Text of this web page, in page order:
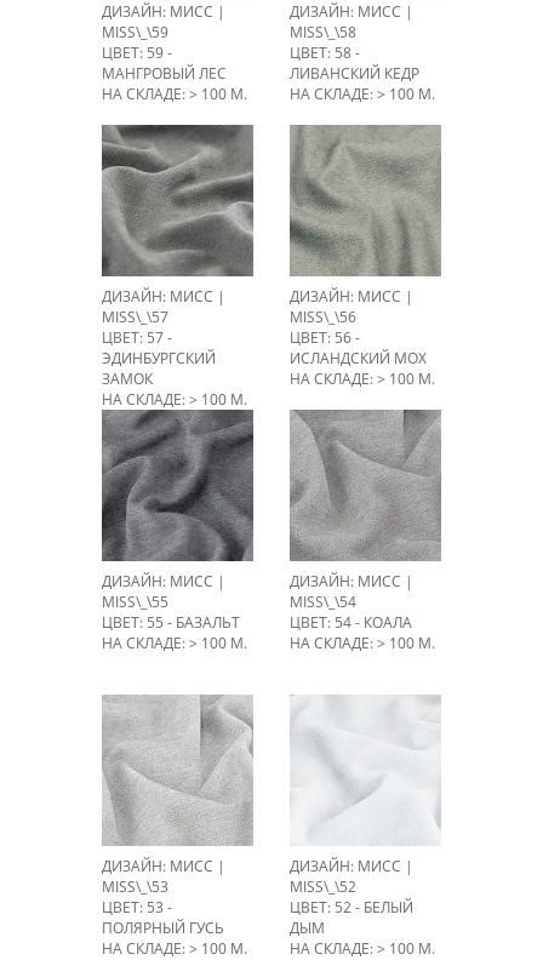
ДИЗАЙН: МИСС |
MISS\_\59
ЦВЕТ: 59 -
МАНГРОВЫЙ ЛЕС
НА СКЛАДЕ: > 100 М.
ДИЗАЙН: МИСС |
MISS\_\58
ЦВЕТ: 58 -
ЛИВАНСКИЙ КЕДР
НА СКЛАДЕ: > 100 М.
ДИЗАЙН: МИСС |
MISS\_\57
ЦВЕТ: 57 -
ЭДИНБУРГСКИЙ
ЗАМОК
НА СКЛАДЕ: > 100 М.
ДИЗАЙН: МИСС |
MISS\_\56
ЦВЕТ: 56 -
ИСЛАНДСКИЙ МОХ
НА СКЛАДЕ: > 100 М.
ДИЗАЙН: МИСС |
MISS\_\55
ЦВЕТ: 55 - БАЗАЛЬТ
НА СКЛАДЕ: > 100 М.
ДИЗАЙН: МИСС |
MISS\_\54
ЦВЕТ: 54 - КОАЛА
НА СКЛАДЕ: > 100 М.
ДИЗАЙН: МИСС |
MISS\_\53
ЦВЕТ: 53 -
ПОЛЯРНЫЙ ГУСЬ
НА СКЛАДЕ: > 100 М.
ДИЗАЙН: МИСС |
MISS\_\52
ЦВЕТ: 52 - БЕЛЫЙ
ДЫМ
НА СКЛАДЕ: > 100 М.